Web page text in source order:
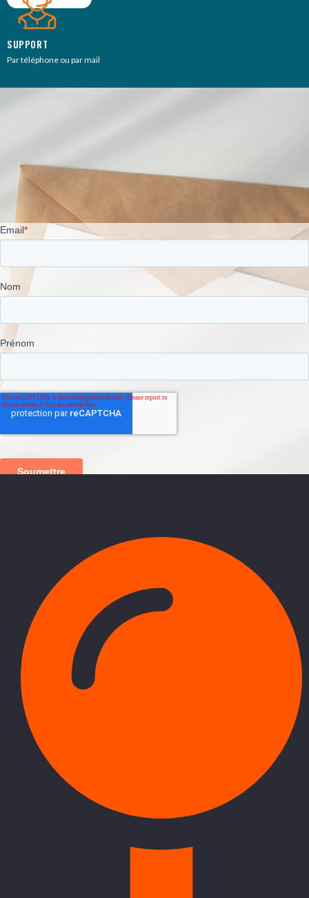
SUPPORT
Par téléphone ou par mail